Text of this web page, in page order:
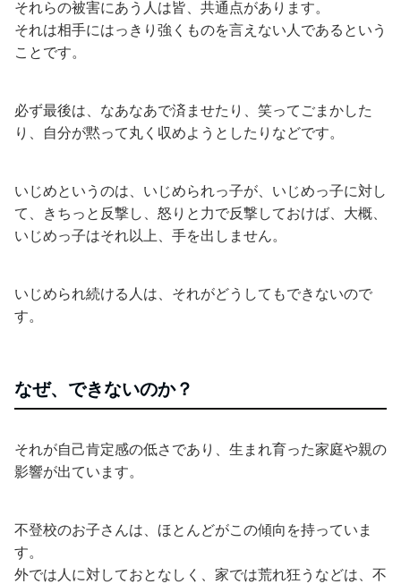
それらの被害にあう人は皆、共通点があります。
それは相手にはっきり強くものを言えない人であるという
ことです。
必ず最後は、なあなあで済ませたり、笑ってごまかした
り、自分が黙って丸く収めようとしたりなどです。
いじめというのは、いじめられっ子が、いじめっ子に対し
て、きちっと反撃し、怒りと力で反撃しておけば、大概、
いじめっ子はそれ以上、手を出しません。
いじめられ続ける人は、それがどうしてもできないので
す。
なぜ、できないのか？
それが自己肯定感の低さであり、生まれ育った家庭や親の
影響が出ています。
不登校のお子さんは、ほとんどがこの傾向を持っていま
す。
外では人に対しておとなしく、家では荒れ狂うなどは、不